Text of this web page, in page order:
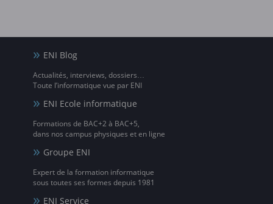
ENI Blog
Actualités, interviews, dossiers…
Toute l’informatique vue par ENI
ENI Ecole informatique
Formations de BAC+2 à BAC+5,
dans nos campus physiques et en ligne
Groupe ENI
Expert de la formation informatique
sous toutes ses formes depuis 1981
ENI Service